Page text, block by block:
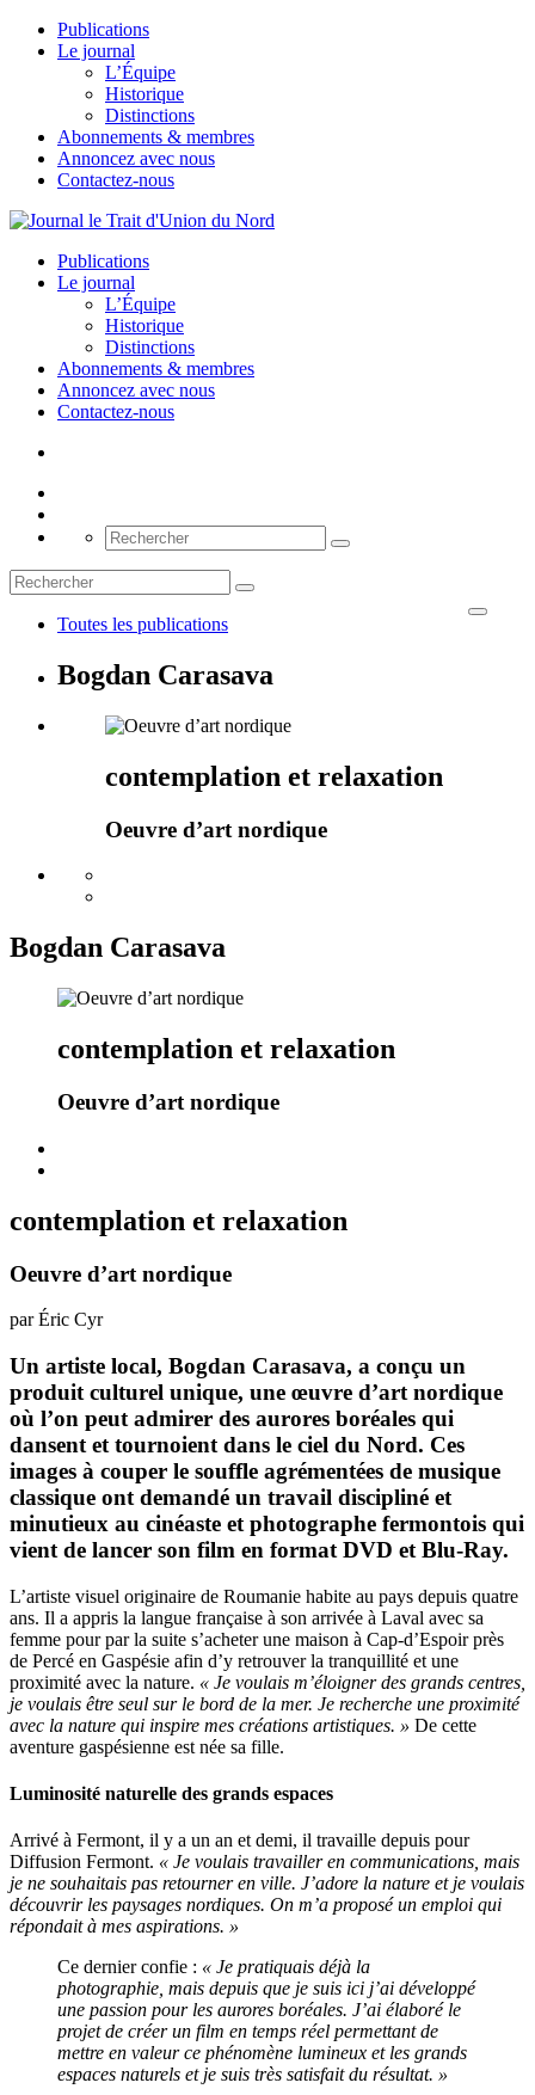
Publications
Le journal
L’Équipe
Historique
Distinctions
Abonnements & membres
Annoncez avec nous
Contactez-nous
Publications
Le journal
L’Équipe
Historique
Distinctions
Abonnements & membres
Annoncez avec nous
Contactez-nous
Toutes les publications
Bogdan Carasava
contemplation et relaxation
Oeuvre d’art nordique
Bogdan Carasava
contemplation et relaxation
Oeuvre d’art nordique
contemplation et relaxation
Oeuvre d’art nordique
par Éric Cyr
Un artiste local, Bogdan Carasava, a conçu un
produit culturel unique, une œuvre d’art nordique
où l’on peut admirer des aurores boréales qui
dansent et tournoient dans le ciel du Nord. Ces
images à couper le souffle agrémentées de musique
classique ont demandé un travail discipliné et
minutieux au cinéaste et photographe fermontois qui
vient de lancer son film en format DVD et Blu-Ray.
L’artiste visuel originaire de Roumanie habite au pays depuis quatre
ans. Il a appris la langue française à son arrivée à Laval avec sa
femme pour par la suite s’acheter une maison à Cap-d’Espoir près
de Percé en Gaspésie afin d’y retrouver la tranquillité et une
proximité avec la nature. « Je voulais m’éloigner des grands centres,
je voulais être seul sur le bord de la mer. Je recherche une proximité
avec la nature qui inspire mes créations artistiques. » De cette
aventure gaspésienne est née sa fille.
Luminosité naturelle des grands espaces
Arrivé à Fermont, il y a un an et demi, il travaille depuis pour
Diffusion Fermont. « Je voulais travailler en communications, mais
je ne souhaitais pas retourner en ville. J’adore la nature et je voulais
découvrir les paysages nordiques. On m’a proposé un emploi qui
répondait à mes aspirations. »
Ce dernier confie : « Je pratiquais déjà la
photographie, mais depuis que je suis ici j’ai développé
une passion pour les aurores boréales. J’ai élaboré le
projet de créer un film en temps réel permettant de
mettre en valeur ce phénomène lumineux et les grands
espaces naturels et je suis très satisfait du résultat. »